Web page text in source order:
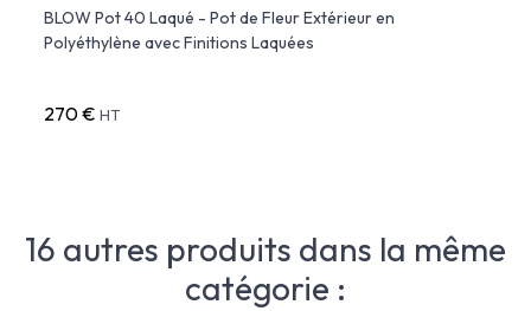
BLOW Pot 40 Laqué - Pot de Fleur Extérieur en
Polyéthylène avec Finitions Laquées
270 € HT
16 autres produits dans la même
catégorie :